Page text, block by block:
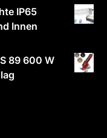
IP65
Innen
89 600 W